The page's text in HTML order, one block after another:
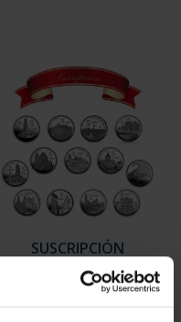
SUSCRIPCIÓN
CAPITALES DE
PROVINCIA 2
949,00 €